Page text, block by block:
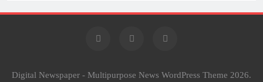
Digital Newspaper - Multipurpose News WordPress Theme 2026.